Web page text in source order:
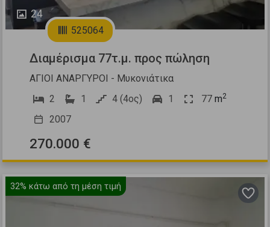
24
525064
Διαμέρισμα 77τ.μ. προς πώληση
ΑΓΙΟΙ ΑΝΑΡΓΥΡΟΙ - Μυκονιάτικα
2
1 4 (4ος) 1 77 m2
2007
270.000 €
32% κάτω από τη μέση τιμή